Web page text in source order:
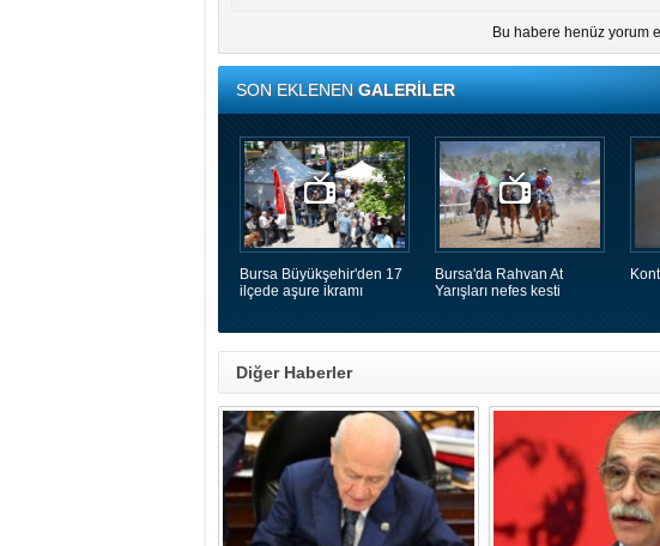
Bu habere henüz yorum
SON EKLENENGALERİLER
Bursa Büyükşehir'den 17
ilçede aşure ikramı
Bursa'da Rahvan At
Yarışları nefes kesti
Diğer Haberler